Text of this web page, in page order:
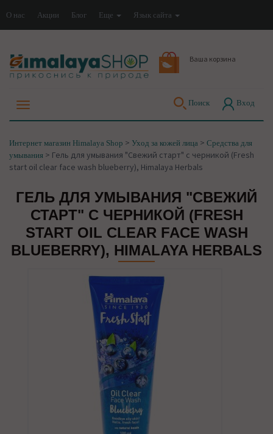
О нас Акции Блог Еще Язык сайта
Ваша корзина
Поиск Вход
Интернет магазин Himalaya Shop > Уход за кожей лица > Средства для
умывания > Гель для умывания "Свежий старт" с черникой (Fresh
start oil clear face wash blueberry), Himalaya Herbals
ГЕЛЬ ДЛЯ УМЫВАНИЯ "СВЕЖИЙ
СТАРТ" С ЧЕРНИКОЙ (FRESH
START OIL CLEAR FACE WASH
BLUEBERRY), HIMALAYA HERBALS